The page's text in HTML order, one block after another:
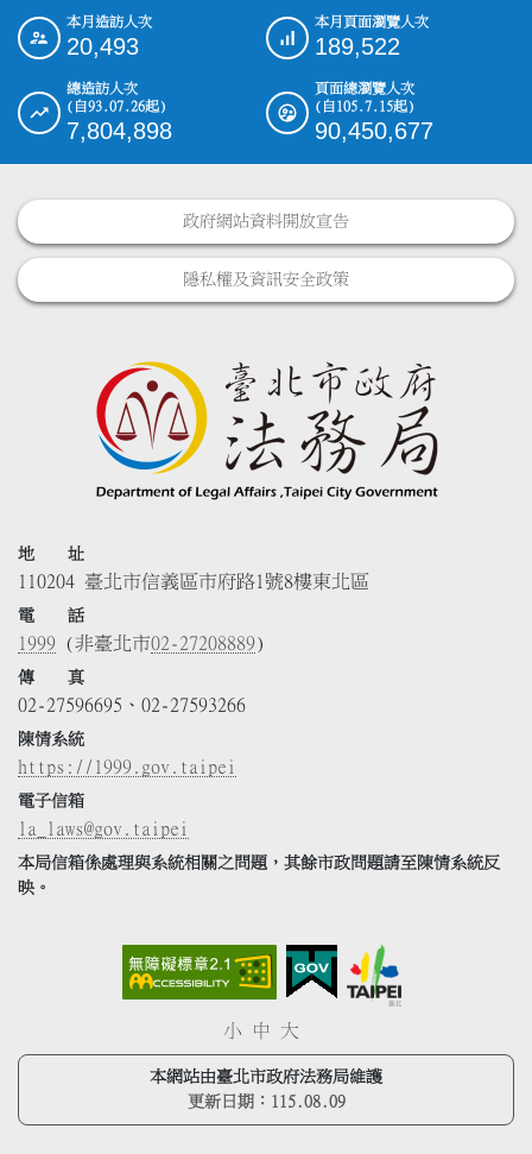
::: 本月造訪人次
20,493
本月頁面瀏覽人次
189,522
總造訪人次
(自93.07.26起)
7,804,898
頁面總瀏覽人次
(自105.7.15起)
90,450,677
政府網站資料開放宣告
隱私權及資訊安全政策
地 址
110204 臺北市信義區市府路1號8樓東北區
電 話
1999 (非臺北市02-27208889)
傳 真
02-27596695、02-27593266
陳情系統
https://1999.gov.taipei
電子信箱
la_laws@gov.taipei
本局信箱係處理與系統相關之問題，其餘市政問題請至陳情系統反
映。
小 中 大
本網站由臺北市政府法務局維護
更新日期： 115.08.09